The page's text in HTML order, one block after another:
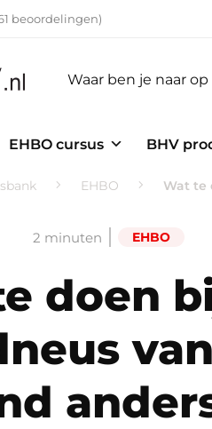
​ beoordelingen)
EHBO cursus BHV
EHBO Wat te
2 minuten EHBO
doen